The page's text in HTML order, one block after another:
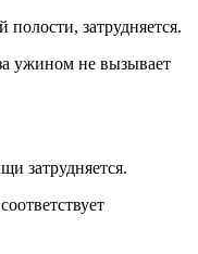
затрудняется.
ужином не вызывает
затрудняется.